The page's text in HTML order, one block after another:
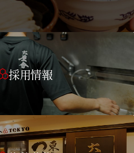
採用情報